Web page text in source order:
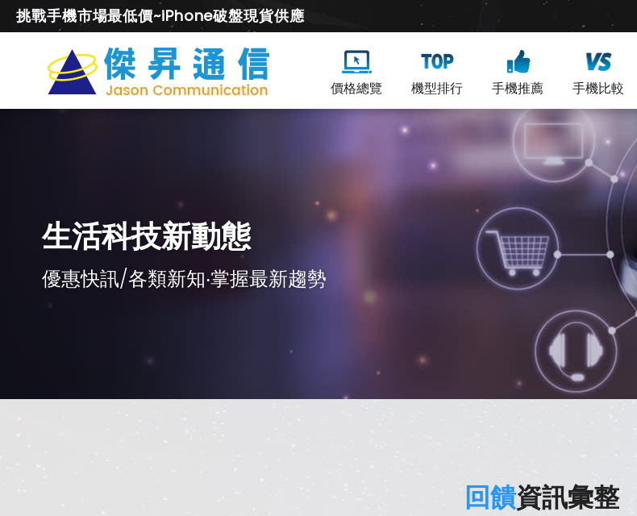
挑戰手機市場最低價~iPhone破盤現貨供應
價格總覽 機型排行 手機推薦 手機比較
生活科技新動態
優惠快訊/各類新知‧掌握最新趨勢
回饋資訊彙整